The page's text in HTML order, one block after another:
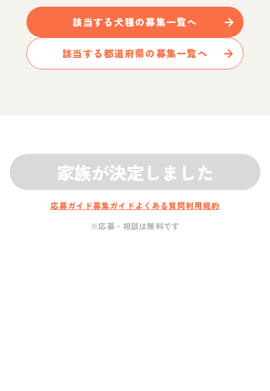
該当する犬種の募集一覧へ
該当する都道府県の募集一覧へ
家族が決定しました
応募ガイド募集ガイド よくある質問利用規約
※応募・相談は無料です